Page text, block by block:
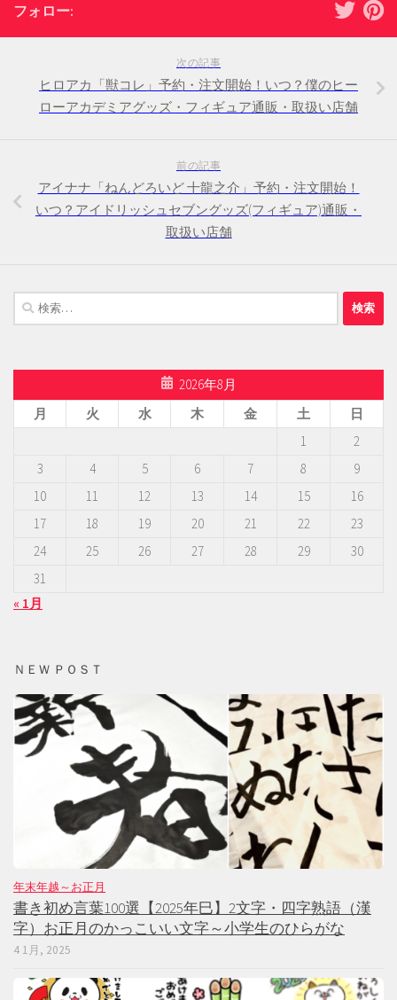
フォロー:
次の記事
ヒロアカ「獣コレ」予約・注文開始！いつ？僕のヒー
ローアカデミアグッズ・フィギュア通販・取扱い店舗
前の記事
アイナナ「ねんどろいど 十龍之介」予約・注文開始！
いつ？アイドリッシュセブングッズ(フィギュア)通販・
取扱い店舗
検
索:
2026年8月
月
火 水 木 金 土
日
1
2
3
4 5 6 7 8
9
10
11 12 13 14 15
16
17
18 19 20 21 22
23
24
25 26 27 28 29
30
31
« 1月
ＮＥＷ ＰＯＳＴ
年末年越～お正月
書き初め言葉100選【2025年巳】2文字・四字熟語（漢
字）お正月のかっこいい文字～小学生のひらがな
4 1月, 2025